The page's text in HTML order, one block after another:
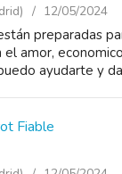
12/05/2024
preparadas
amor,
ayudarte y
Fiable